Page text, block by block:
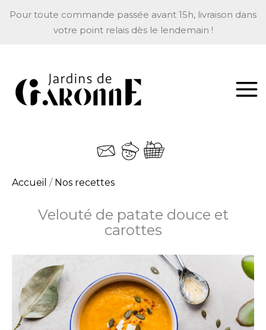
Pour toute commande passée avant 15h, livraison dans
votre point relais dès le lendemain !
Accueil / Nos recettes
Velouté de patate douce et
carottes